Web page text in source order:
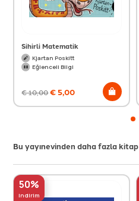
Sihirli Matematik
Kjartan Poskitt
Eğlenceli Bilgi
€10,00€ 5,00
Bu yayınevinden daha fazla kitap
50%
indirim